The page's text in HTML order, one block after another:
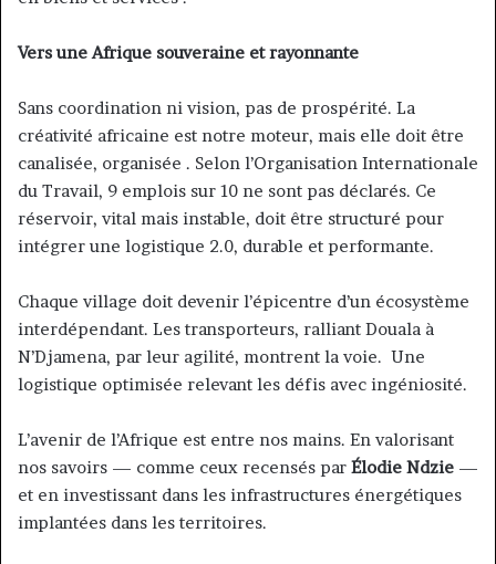
Vers une Afrique souveraine et rayonnante
Sans coordination ni vision, pas de prospérité. La
créativité africaine est notre moteur, mais elle doit être
canalisée, organisée . Selon l’Organisation Internationale
du Travail, 9 emplois sur 10 ne sont pas déclarés. Ce
réservoir, vital mais instable, doit être structuré pour
intégrer une logistique 2.0, durable et performante.
Chaque village doit devenir l’épicentre d’un écosystème
interdépendant. Les transporteurs, ralliant Douala à
N’Djamena, par leur agilité, montrent la voie. Une
logistique optimisée relevant les défis avec ingéniosité.
L’avenir de l’Afrique est entre nos mains. En valorisant
nos savoirs — comme ceux recensés par Élodie Ndzie —
et en investissant dans les infrastructures énergétiques
implantées dans les territoires.